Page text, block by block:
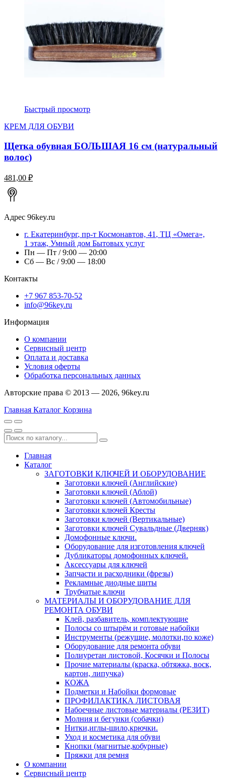
Быстрый просмотр
КРЕМ ДЛЯ ОБУВИ
Щетка обувная БОЛЬШАЯ 16 см (натуральный
волос)
481,00 ₽
Адрес 96key.ru
г. Екатеринбург, пр-т Космонавтов, 41, ТЦ «Омега»,
1 этаж, Умный дом Бытовых услуг
Пн — Пт / 9:00 — 20:00
Сб — Вс / 9:00 — 18:00
Контакты
+7 967 853-70-52
info@96key.ru
Информация
О компании
Сервисный центр
Оплата и доставка
Условия оферты
Обработка персональных данных
Авторские права © 2013 — 2026, 96key.ru
Главная Каталог Корзина
Главная
Каталог
ЗАГОТОВКИ КЛЮЧЕЙ И ОБОРУДОВАНИЕ
Заготовки ключей (Английские)
Заготовки ключей (Аблой)
Заготовки ключей (Автомобильные)
Заготовки ключей Кресты
Заготовки ключей (Вертикальные)
Заготовки ключей Сувальдные (Дверняк)
Домофонные ключи.
Оборудование для изготовления ключей
Дубликаторы домофонных ключей.
Аксессуары для ключей
Запчасти и расходники (фрезы)
Рекламные диодные щиты
Трубчатые ключи
МАТЕРИАЛЫ И ОБОРУДОВАНИЕ ДЛЯ
РЕМОНТА ОБУВИ
Клей, разбавитель, комплектующие
Полосы со штырём и готовые набойки
Инструменты (режущие, молотки,по коже)
Оборудование для ремонта обуви
Полиуретан листовой, Косячки и Полосы
Прочие материалы (краска, обтяжка, воск,
картон, липучка)
КОЖА
Подметки и Набойки формовые
ПРОФИЛАКТИКА ЛИСТОВАЯ
Набоечные листовые материалы (РЕЗИТ)
Молния и бегунки (собачки)
Нитки,иглы-шило,крючки.
Уход и косметика для обуви
Кнопки (магнитые,кобурные)
Пряжки для ремня
О компании
Сервисный центр